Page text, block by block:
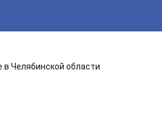
Челябинской области